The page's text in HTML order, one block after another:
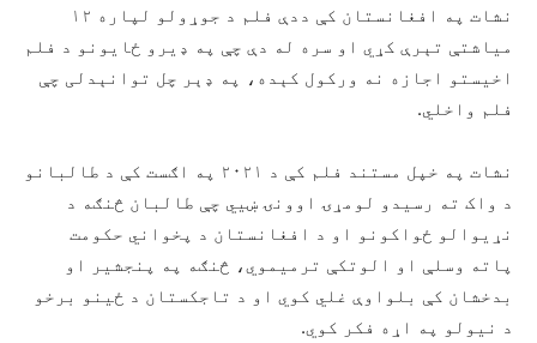
نشات په افغانستان کې ددې فلم د جوړولو لپاره ۱۲
میاشتې تېرې کړي او سره له دې چې په ډیرو ځایونو د فلم
اخیستو اجازه نه ورکول کېده، په ډېر چل توانېدلی چې
فلم واخلي.
نشات په خپل مستند فلم کې د ۲۰۲۱ په اګست کې د طالبانو
د واک ته رسیدو لومړۍ اوونۍ ښيي چې طالبان څنګه د
نړیوالو ځواکونو او د افغانستان د پخواني حکومت
پاته وسلې او الوتکې ترمیموي، څنګه په پنجشیر او
بدخشان کې بلواوې غلي کوي او د تاجکستان د ځینو برخو
د نیولو په اړه فکر کوي.